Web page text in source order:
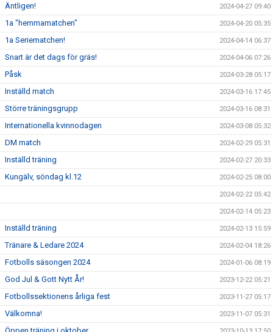
Äntligen! 2024-04-27 09:40
1a "hemmamatchen" 2024-04-20 05:35
1a Seriematchen! 2024-04-14 06:37
Snart är det dags för gräs! 2024-04-06 07:26
Påsk 2024-03-28 05:17
Inställd match 2024-03-16 17:45
Större träningsgrupp 2024-03-16 08:31
Internationella kvinnodagen 2024-03-08 05:32
DM match 2024-02-29 05:31
Inställd träning 2024-02-27 20:33
Kungälv, söndag kl.12 2024-02-25 08:00
2024-02-22 05:42
2024-02-14 05:23
Inställd träning 2024-02-13 15:59
Tränare & Ledare 2024 2024-02-04 18:26
Fotbolls säsongen 2024 2024-01-06 08:19
God Jul & Gott Nytt År! 2023-12-22 05:21
Fotbollssektionens årliga fest 2023-11-27 05:17
Välkomna! 2023-11-07 05:31